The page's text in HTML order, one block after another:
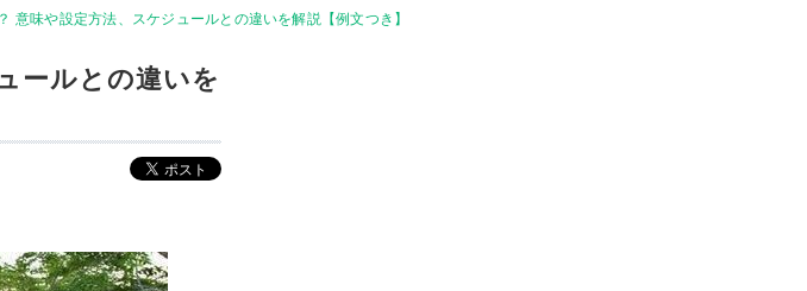
意味や設定方法、スケジュールとの違いを解説【例文つき】
ールとの違いを